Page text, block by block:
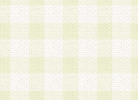
係る謝礼、景品、調査サンプル品
話、メール等の問い合わせなどへ
ーチ、またはグループ形式による
営
に付随する業務
、電話番号その他の登録情報につ
当社所定の変更手続きを行うもの